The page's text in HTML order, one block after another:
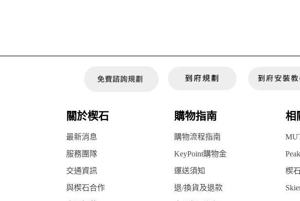
關於楔石 購物指南 相
最新消息 購物流程指南
服務團隊 KeyPoint購物金
交通資訊 運送須知 楔
與楔石合作 退/換貨及退款